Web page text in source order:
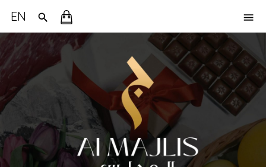
EN